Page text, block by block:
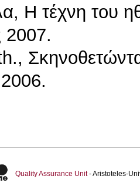
H τέχνη του
2007.
Quality Assurance Unit- Aristoteles-